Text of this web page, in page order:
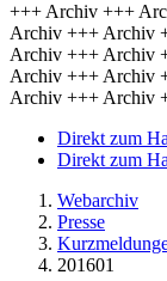
+++ Archiv +++
Archiv +++ Archiv
Archiv +++ Archiv
Archiv +++ Archiv
Archiv +++ Archiv
Direkt zum
Direkt zum
Webarchiv
Presse
201601